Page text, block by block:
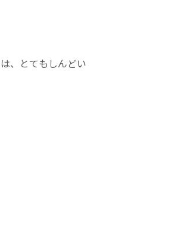
、とてもしんどい